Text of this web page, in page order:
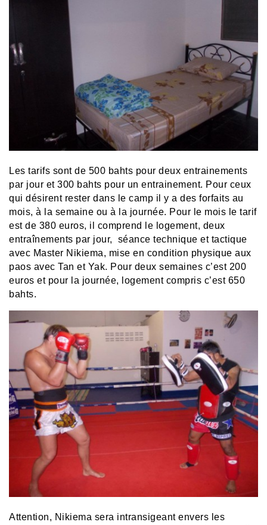
Les tarifs sont de 500 bahts pour deux entrainements
par jour et 300 bahts pour un entrainement. Pour ceux
qui désirent rester dans le camp il y a des forfaits au
mois, à la semaine ou à la journée. Pour le mois le tarif
est de 380 euros, il comprend le logement, deux
entraînements par jour, séance technique et tactique
avec Master Nikiema, mise en condition physique aux
paos avec Tan et Yak. Pour deux semaines c’est 200
euros et pour la journée, logement compris c’est 650
bahts.
Attention, Nikiema sera intransigeant envers les